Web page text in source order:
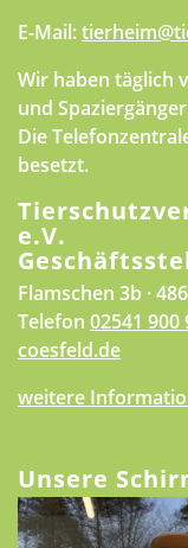
E-Mail:
Wir haben täglich
und
Die
besetzt.
e.V.
Flamschen 3b ·
Telefon 02541 900
coesfeld.de
weitere
Unsere